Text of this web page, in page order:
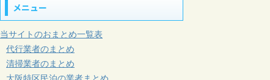
メニュー
当サイトのおまとめ一覧表
代行業者のまとめ
清掃業者のまとめ
大阪特区民泊の業者まとめ